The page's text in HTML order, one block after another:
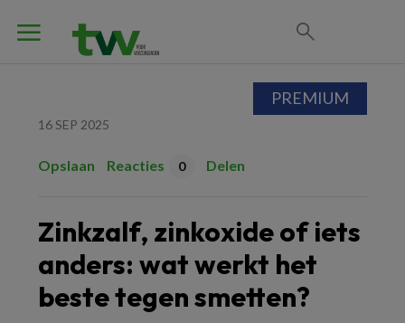
16 SEP 2025
Opslaan Reacties 0 Delen
Zinkzalf, zinkoxide of iets
anders: wat werkt het
beste tegen smetten?
PREMIUM